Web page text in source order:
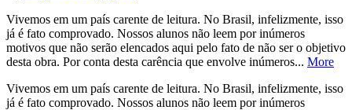
Vivemos em um país carente de leitura. No Brasil, infelizmente, isso
já é fato comprovado. Nossos alunos não leem por inúmeros
motivos que não serão elencados aqui pelo fato de não ser o objetivo
desta obra. Por conta desta carência que envolve inúmeros... More
Vivemos em um país carente de leitura. No Brasil, infelizmente, isso
já é fato comprovado. Nossos alunos não leem por inúmeros